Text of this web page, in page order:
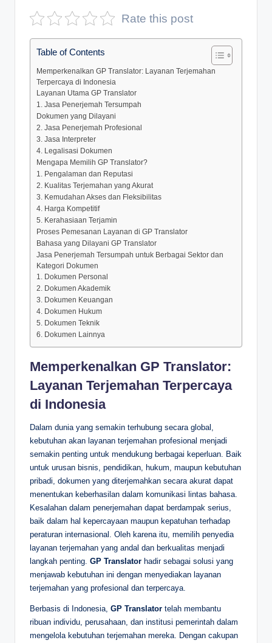
D
Rate this post
Table of Contents
Memperkenalkan GP Translator: Layanan Terjemahan
Terpercaya di Indonesia
Layanan Utama GP Translator
1. Jasa Penerjemah Tersumpah
Dokumen yang Dilayani
2. Jasa Penerjemah Profesional
3. Jasa Interpreter
4. Legalisasi Dokumen
Mengapa Memilih GP Translator?
1. Pengalaman dan Reputasi
2. Kualitas Terjemahan yang Akurat
3. Kemudahan Akses dan Fleksibilitas
4. Harga Kompetitif
5. Kerahasiaan Terjamin
Proses Pemesanan Layanan di GP Translator
Bahasa yang Dilayani GP Translator
Jasa Penerjemah Tersumpah untuk Berbagai Sektor dan
Kategori Dokumen
1. Dokumen Personal
2. Dokumen Akademik
3. Dokumen Keuangan
4. Dokumen Hukum
5. Dokumen Teknik
6. Dokumen Lainnya
Memperkenalkan GP Translator:
Layanan Terjemahan Terpercaya
di Indonesia
Dalam dunia yang semakin terhubung secara global,
kebutuhan akan layanan terjemahan profesional menjadi
semakin penting untuk mendukung berbagai keperluan. Baik
untuk urusan bisnis, pendidikan, hukum, maupun kebutuhan
pribadi, dokumen yang diterjemahkan secara akurat dapat
menentukan keberhasilan dalam komunikasi lintas bahasa.
Kesalahan dalam penerjemahan dapat berdampak serius,
baik dalam hal kepercayaan maupun kepatuhan terhadap
peraturan internasional. Oleh karena itu, memilih penyedia
layanan terjemahan yang andal dan berkualitas menjadi
langkah penting. GP Translator hadir sebagai solusi yang
menjawab kebutuhan ini dengan menyediakan layanan
terjemahan yang profesional dan terpercaya.
Berbasis di Indonesia, GP Translator telah membantu
ribuan individu, perusahaan, dan institusi pemerintah dalam
mengelola kebutuhan terjemahan mereka. Dengan cakupan